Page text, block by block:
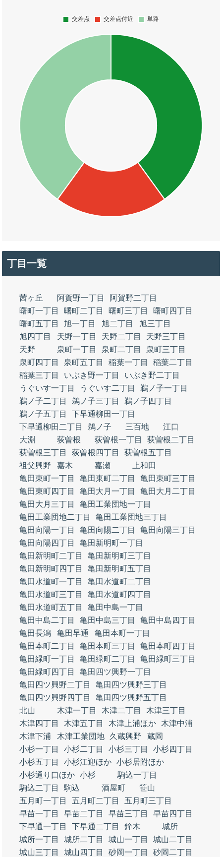
丁目一覧
茜ヶ丘 阿賀野一丁目
阿賀野二丁目
曙町一丁目
曙町二丁目 曙町三丁目
曙町四丁目
曙町五丁目
旭一丁目 旭二丁目
旭三丁目
旭四丁目
天野一丁目 天野二丁目
天野三丁目
天野
泉町一丁目 泉町二丁目
泉町三丁目
泉町四丁目
泉町五丁目 稲葉一丁目
稲葉二丁目
稲葉三丁目
いぶき野一丁目
いぶき野二丁目
うぐいす一丁目
うぐいす二丁目
鵜ノ子一丁目
鵜ノ子二丁目
鵜ノ子三丁目
鵜ノ子四丁目
鵜ノ子五丁目
下早通柳田一丁目
下早通柳田二丁目
鵜ノ子 三百地
江口
大淵
荻曽根 荻曽根一丁目
荻曽根二丁目
荻曽根三丁目
荻曽根四丁目
荻曽根五丁目
祖父興野
嘉木 嘉瀬
上和田
亀田東町一丁目
亀田東町二丁目
亀田東町三丁目
亀田東町四丁目
亀田大月一丁目
亀田大月二丁目
亀田大月三丁目
亀田工業団地一丁目
亀田工業団地二丁目
亀田工業団地三丁目
亀田向陽一丁目
亀田向陽二丁目
亀田向陽三丁目
亀田向陽四丁目
亀田新明町一丁目
亀田新明町二丁目
亀田新明町三丁目
亀田新明町四丁目
亀田新明町五丁目
亀田水道町一丁目
亀田水道町二丁目
亀田水道町三丁目
亀田水道町四丁目
亀田水道町五丁目
亀田中島一丁目
亀田中島二丁目
亀田中島三丁目
亀田中島四丁目
亀田長潟
亀田早通
亀田本町一丁目
亀田本町二丁目
亀田本町三丁目
亀田本町四丁目
亀田緑町一丁目
亀田緑町二丁目
亀田緑町三丁目
亀田緑町四丁目
亀田四ツ興野一丁目
亀田四ツ興野二丁目
亀田四ツ興野三丁目
亀田四ツ興野四丁目
亀田四ツ興野五丁目
北山
木津一丁目 木津二丁目
木津三丁目
木津四丁目
木津五丁目 木津上浦ほか
木津中浦
木津下浦
木津工業団地 久蔵興野
蔵岡
小杉一丁目
小杉二丁目 小杉三丁目
小杉四丁目
小杉五丁目
小杉江迎ほか 小杉居附ほか
小杉通り口ほか 小杉
駒込一丁目
駒込二丁目
駒込 酒屋町
笹山
五月町一丁目
五月町二丁目
五月町三丁目
早苗一丁目
早苗二丁目 早苗三丁目
早苗四丁目
下早通一丁目
下早通二丁目 鐘木
城所
城所一丁目
城所二丁目 城山一丁目
城山二丁目
城山三丁目
城山四丁目 砂岡一丁目
砂岡二丁目